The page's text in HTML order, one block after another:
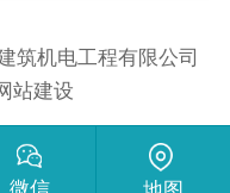
筑机电工程有限公司
站建设